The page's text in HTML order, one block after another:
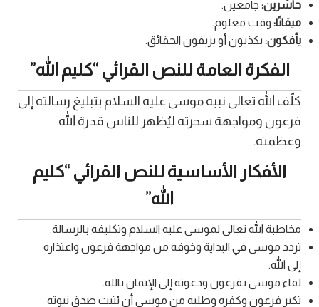
حاشرين: جامعين.
ميقاتًا: وقت معلوم.
يأفكون: يكذبون أو يزيفون الحقائق.
الفكرة العامة للنص القرائي “كليم الله”
كلّف الله تعالى نبيه موسى عليه السلام بتبليغ رسالته إلى
فرعون ومواجهة سحرته ليُظهر للناس قدرة الله
وعظمته.
الأفكار الأساسية للنص القرائي “كليم
الله”
مخاطبة الله تعالى لموسى عليه السلام وتكليفه بالرسالة.
تردد موسى في البداية وخوفه من مواجهة فرعون واعتذاره
إلى الله.
لقاء موسى بفرعون ودعوته إلى الإيمان بالله.
تكبر فرعون وكفره وطلبه من موسى أن يُثبت صدق نبوته